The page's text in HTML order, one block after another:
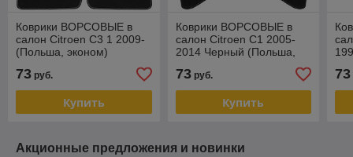
Коврики ВОРСОВЫЕ в
салон Citroen C3 1 2009-
(Польша, эконом)
73 руб.
Купить
Коврики ВОРСОВЫЕ в
салон Citroen C1 2005-
2014 Черный (Польша,
73руб.
Купить
73
Акционные предложения и новинки